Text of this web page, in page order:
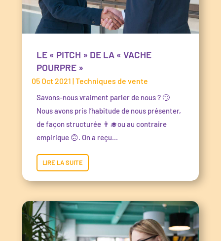
LE « PITCH » DE LA « VACHE
POURPRE »
05 Oct 2021 |Techniques de vente
Savons-nous vraiment parler de nous ? 🙄
Nous avons pris l’habitude de nous présenter,
de façon structurée 👨‍🎓ou au contraire
empirique 🙃. On a reçu...
LIRE LA SUITE